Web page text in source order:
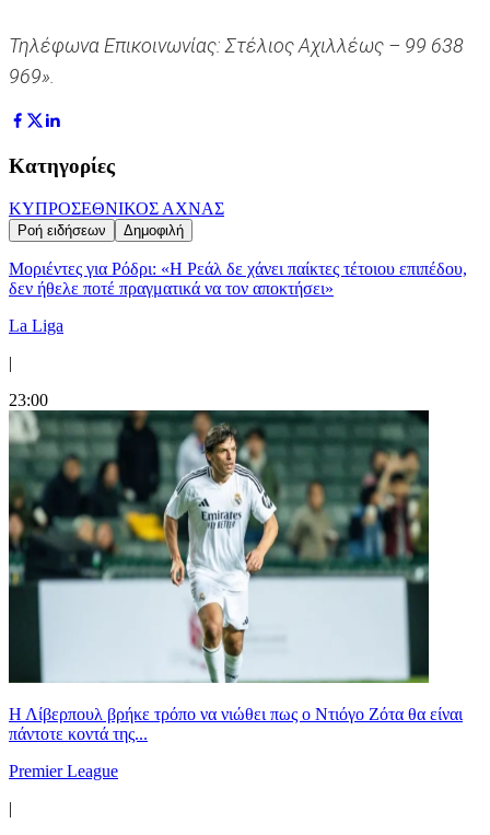
Τηλέφωνα Επικοινωνίας: Στέλιος Αχιλλέως – 99 638
969».
Κατηγορίες
ΚΥΠΡΟΣΕΘΝΙΚΟΣ ΑΧΝΑΣ
Ροή ειδήσεων Δημοφιλή
Μοριέντες για Ρόδρι: «Η Ρεάλ δε χάνει παίκτες τέτοιου επιπέδου,
δεν ήθελε ποτέ πραγματικά να τον αποκτήσει»
La Liga
|
23:00
Η Λίβερπουλ βρήκε τρόπο να νιώθει πως ο Ντιόγο Ζότα θα είναι
πάντοτε κοντά της...
Premier League
|